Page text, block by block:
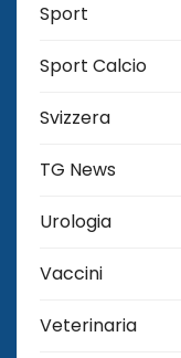
Sport
Sport Calcio
Svizzera
TG News
Urologia
Vaccini
Veterinaria